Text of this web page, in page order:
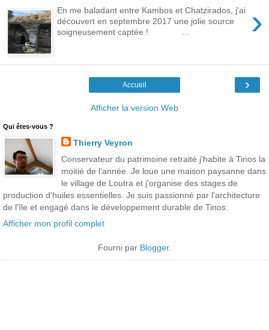
›
En me baladant entre Kambos et Chatzirados, j'ai
découvert en septembre 2017 une jolie source
soigneusement captée ! ...
›
Accueil
Afficher la version Web
Qui êtes-vous ?
Thierry Veyron
Conservateur du patrimoine retraité j'habite à Tinos la
moitié de l'année. Je loue une maison paysanne dans
le village de Loutra et j'organise des stages de
production d'huiles essentielles. Je suis passionné par l'architecture
de l'île et engagé dans le développement durable de Tinos.
Afficher mon profil complet
Fourni par Blogger.